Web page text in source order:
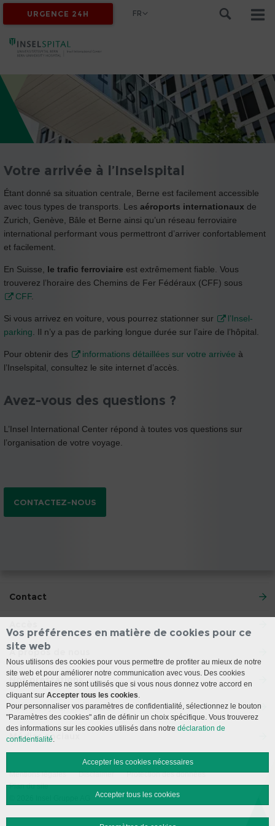
URGENCE 24H FR
Votre arrivée à l’Inselspital
Étant donné sa situation centrale, Berne est facilement accessible
avec tous types de transports. Les aéroports internationaux de
Zurich, Genève, Bâle et Berne ainsi qu’un réseau ferroviaire
international performant vous permettront d’arriver confortablement
et facilement.
En Suisse, le trafic ferroviaire est extrêmement fiable. Vous
trouverez l’horaire des Chemins de Fer Fédéraux (CFF) sous
CFF.
Si vous arrivez en voiture, vous pourrez stationner sur
l’Insel-
parking . Il n’y a pas de parking longue durée sur l’aire de l’hôpital.
Pour obtenir des informations détaillées sur votre arrivée à
l’Inselspital, consultez le site internet d’accès.
Avez-vous des questions ?
L’Insel International Center répond à toutes vos questions sur
l’organisation de votre voyage.
CONTACTEZ-NOUS
Contact
À propos de nous
Nos prestations
Votre séjour chez nous
Médias sociaux
Mentions légales Disclaimer
Protection des données
Plan du site
Vos préférences en matière de cookies pour ce
site web
Nous utilisons des cookies pour vous permettre de profiter au mieux de notre
site web et pour améliorer notre communication avec vous. Des cookies
supplémentaires ne sont utilisés que si vous nous donnez votre accord en
cliquant sur Accepter tous les cookies.
Pour personnaliser vos paramètres de confidentialité, sélectionnez le bouton
"Paramètres des cookies" afin de définir un choix spécifique. Vous trouverez
des informations sur les cookies utilisés dans notre déclaration de
confidentialité.
Accepter les cookies nécessaires
Accepter tous les cookies